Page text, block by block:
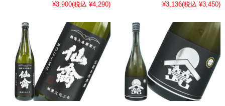
¥3,900(税込 ¥4,290)
¥3,136(税込 ¥3,450)